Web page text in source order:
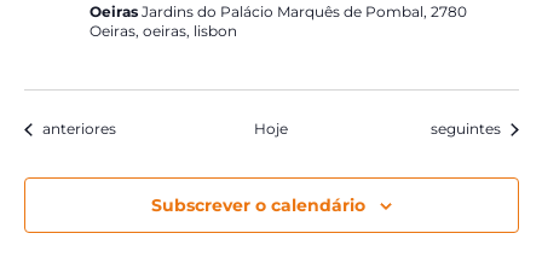
Oeiras Jardins do Palácio Marquês de Pombal, 2780
Oeiras, oeiras, lisbon
Eventos
anteriores Hoje Eventos
seguintes
Subscrever o calendário